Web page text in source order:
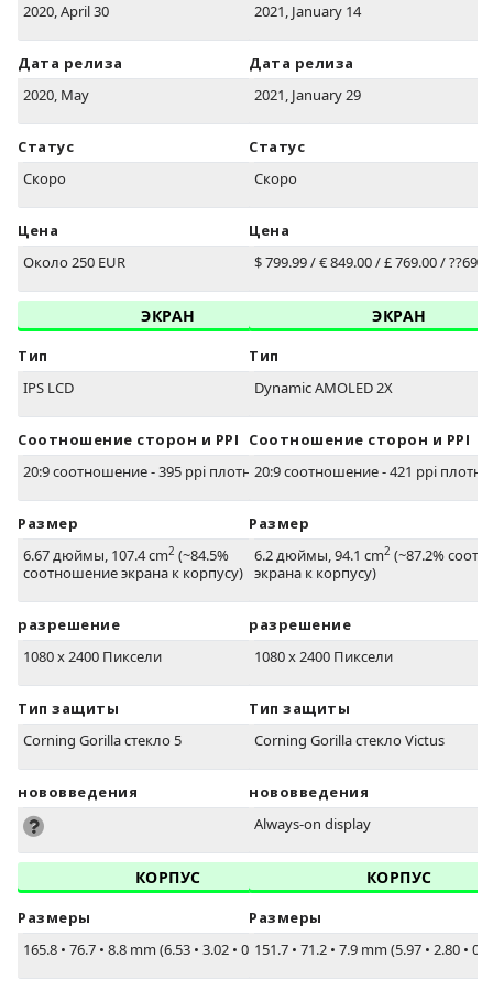
2020, April 30
Дата релиза
2020, May
Статус
Скоро
Цена
Около 250 EUR
ЭКРАН
Тип
IPS LCD
Соотношение сторон и PPI
20:9 соотношение - 395 ppi плотность
Размер
6.67 дюймы, 107.4 cm2 (~84.5%
соотношение экрана к корпусу)
разрешение
1080 x 2400 Пиксели
Тип защиты
Corning Gorilla стекло 5
нововведения
КОРПУС
Размеры
165.8 • 76.7 • 8.8 mm (6.53 • 3.02 • 0.35 in)
2021, January 14
Дата релиза
2021, January 29
Статус
Скоро
Цена
$ 799.99 / € 849.00 / £ 769.00 /
ЭКРАН
Тип
Dynamic AMOLED 2X
Соотношение сторон и PPI
20:9 соотношение - 421 ppi
Размер
6.2 дюймы, 94.1 cm2 (~87.2%
экрана к корпусу)
разрешение
1080 x 2400 Пиксели
Тип защиты
Corning Gorilla стекло Victus
нововведения
Always-on display
КОРПУС
Размеры
151.7 • 71.2 • 7.9 mm (5.97 • 2.80 •